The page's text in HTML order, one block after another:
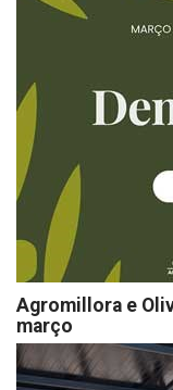
Agromillora e
março